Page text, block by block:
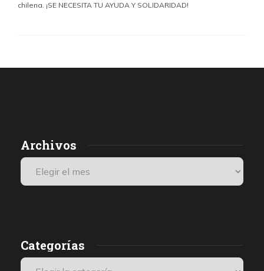
chilena. ¡SE NECESITA TU AYUDA Y SOLIDARIDAD!
Archivos
Categorías